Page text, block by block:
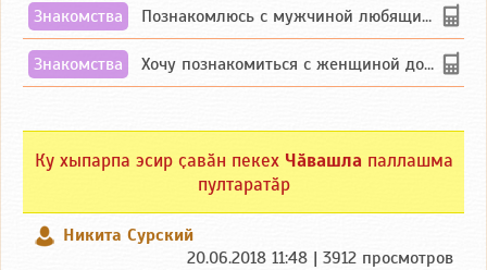
Знакомства Познакомлюсь с мужчиной любящим танцевать и петь на родном чувашском языке
Знакомства Хочу познакомиться с женщиной до 55 лет чувашской или русской национальности дл...
Ку хыпарпа эсир ҫавӑн пекех Чӑвашла паллашма
пултаратӑр
Никита Сурский
20.06.2018 11:48 | 3912 просмотров